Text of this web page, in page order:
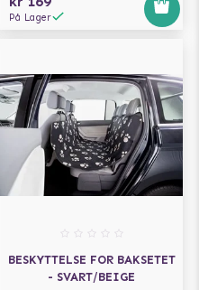
På Lager
BESKYTTELSE FOR BAKSETET
- SVART/BEIGE